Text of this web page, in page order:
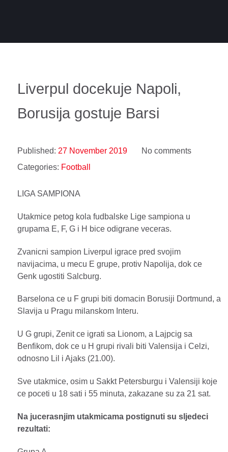
Liverpul docekuje Napoli,
Borusija gostuje Barsi
Published: 27 November 2019
No comments
Categories: Football
LIGA SAMPIONA
Utakmice petog kola fudbalske Lige sampiona u
grupama E, F, G i H bice odigrane veceras.
Zvanicni sampion Liverpul igrace pred svojim
navijacima, u mecu E grupe, protiv Napolija, dok ce
Genk ugostiti Salcburg.
Barselona ce u F grupi biti domacin Borusiji Dortmund, a
Slavija u Pragu milanskom Interu.
U G grupi, Zenit ce igrati sa Lionom, a Lajpcig sa
Benfikom, dok ce u H grupi rivali biti Valensija i Celzi,
odnosno Lil i Ajaks (21.00).
Sve utakmice, osim u Sakkt Petersburgu i Valensiji koje
ce poceti u 18 sati i 55 minuta, zakazane su za 21 sat.
Na jucerasnjim utakmicama postignuti su sljedeci
rezultati: